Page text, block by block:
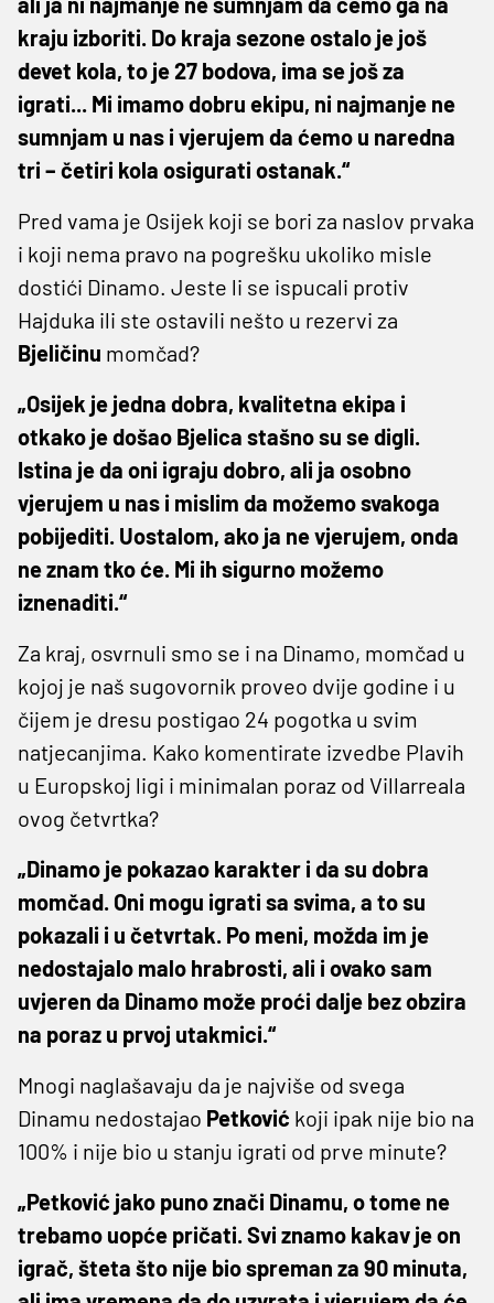
kraju izboriti. Do kraja sezone ostalo je još
devet kola, to je 27 bodova, ima se još za
igrati... Mi imamo dobru ekipu, ni najmanje ne
sumnjam u nas i vjerujem da ćemo u naredna
tri – četiri kola osigurati ostanak.“
Pred vama je Osijek koji se bori za naslov prvaka
i koji nema pravo na pogrešku ukoliko misle
dostići Dinamo. Jeste li se ispucali protiv
Hajduka ili ste ostavili nešto u rezervi za
Bjeličinu momčad?
„Osijek je jedna dobra, kvalitetna ekipa i
otkako je došao Bjelica stašno su se digli.
Istina je da oni igraju dobro, ali ja osobno
vjerujem u nas i mislim da možemo svakoga
pobijediti. Uostalom, ako ja ne vjerujem, onda
ne znam tko će. Mi ih sigurno možemo
iznenaditi.“
Za kraj, osvrnuli smo se i na Dinamo, momčad u
kojoj je naš sugovornik proveo dvije godine i u
čijem je dresu postigao 24 pogotka u svim
natjecanjima. Kako komentirate izvedbe Plavih
u Europskoj ligi i minimalan poraz od Villarreala
ovog četvrtka?
„Dinamo je pokazao karakter i da su dobra
momčad. Oni mogu igrati sa svima, a to su
pokazali i u četvrtak. Po meni, možda im je
nedostajalo malo hrabrosti, ali i ovako sam
uvjeren da Dinamo može proći dalje bez obzira
na poraz u prvoj utakmici.“
Mnogi naglašavaju da je najviše od svega
Dinamu nedostajao Petković koji ipak nije bio na
100% i nije bio u stanju igrati od prve minute?
„Petković jako puno znači Dinamu, o tome ne
trebamo uopće pričati. Svi znamo kakav je on
igrač, šteta što nije bio spreman za 90 minuta,